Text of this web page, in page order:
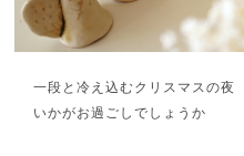
一段と冷え込むクリスマスの夜
いかがお過ごしでしょうか